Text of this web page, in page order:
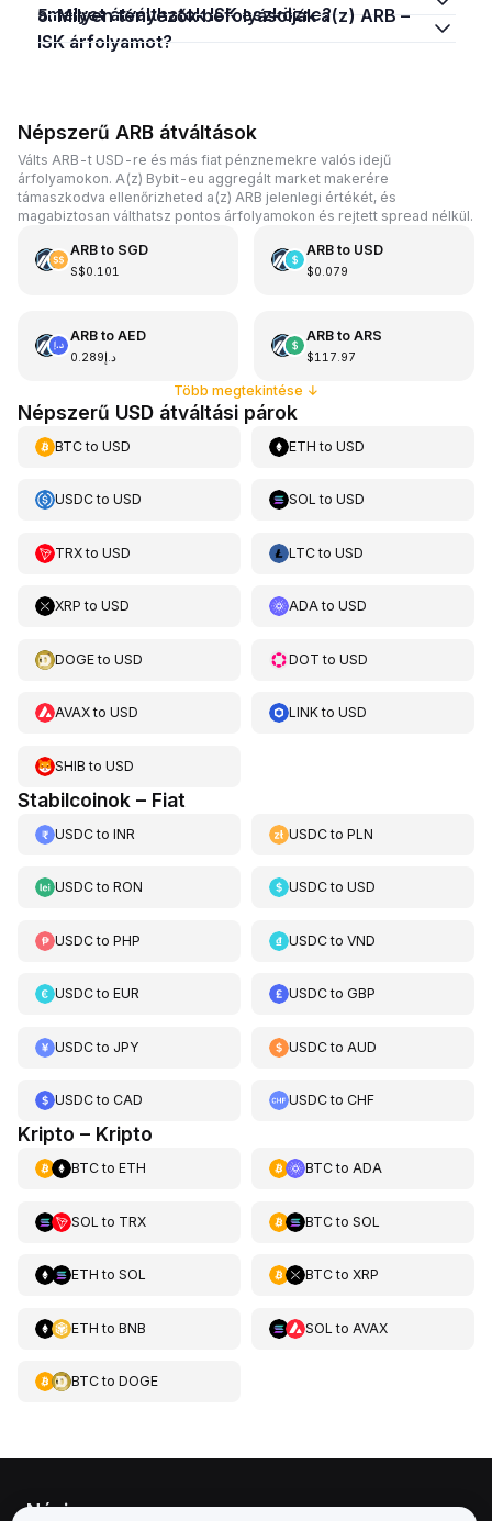
amelyet átválthatok ISK eszközre?
5. Milyen tényezők befolyásolják a(z) ARB –
ISK árfolyamot?
Népszerű ARB átváltások
Válts ARB-t USD-re és más fiat pénznemekre valós idejű
árfolyamokon. A(z) Bybit-eu aggregált market makerére
támaszkodva ellenőrizheted a(z) ARB jelenlegi értékét, és
magabiztosan válthatsz pontos árfolyamokon és rejtett spread nélkül.
ARBto SGD
S$0.101
ARBto USD
$0.079
ARBto AED
د.إ0.289
ARBto ARS
$117.97
Több megtekintése ↓
Népszerű USD átváltási párok
BTCto USD ETH toUSD
USDCto USD SOL toUSD
TRXto USD LTCtoUSD
XRP to USD ADAtoUSD
DOGEto USD DOT toUSD
AVAXto USD LINKtoUSD
SHIB to USD
Stabilcoinok – Fiat
USDCto INR USDCtoPLN
USDCto RON USDCtoUSD
USDCto PHP USDCtoVND
USDCto EUR USDCtoGBP
USDCto JPY USDCto AUD
USDCto CAD USDCtoCHF
Kripto – Kripto
BTCto ETH BTCto ADA
SOL to TRX BTCto SOL
ETH to SOL BTCto XRP
ETH to BNB SOL to AVAX
BTCto DOGE
Névjegy